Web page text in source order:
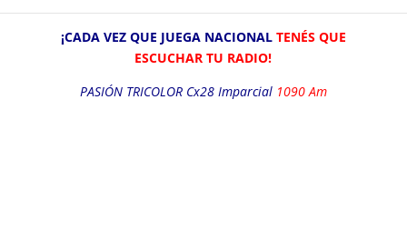
¡CADA VEZ QUE JUEGA NACIONAL TENÉS QUE
ESCUCHAR TU RADIO!
PASIÓN TRICOLOR Cx28 Imparcial 1090 Am